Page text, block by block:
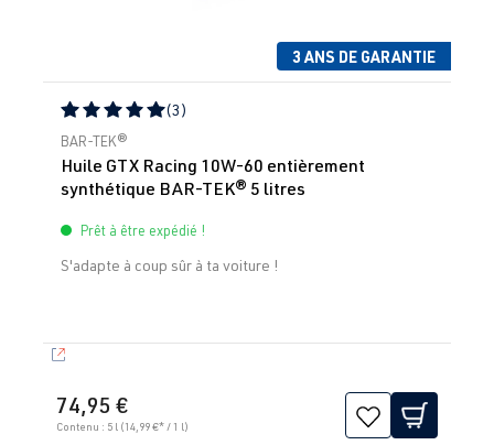
3 ANS DE GARANTIE
Note moyenne de 5 sur 5 étoiles
(3)
BAR-TEK®
Huile GTX Racing 10W-60 entièrement
synthétique BAR-TEK® 5 litres
Prêt à être expédié !
S'adapte à coup sûr à ta voiture !
74,95 €
Contenu : 5 l (14,99 €* / 1 l)